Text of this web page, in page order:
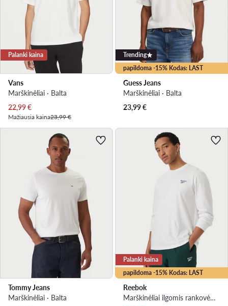
Palanki kaina
Vans
Marškinėliai · Balta
Dabartinė kaina
22,99€
Mažiausia kaina23,99 €
papildoma -15% Kodas: LAST
Trending
Guess Jeans
Marškinėliai · Balta
23,99€
Tommy Jeans
Marškinėliai · Balta
papildoma -15% Kodas: LAST
Palanki kaina
Reebok
Marškinėliai ilgomis rankovėmis · Balta